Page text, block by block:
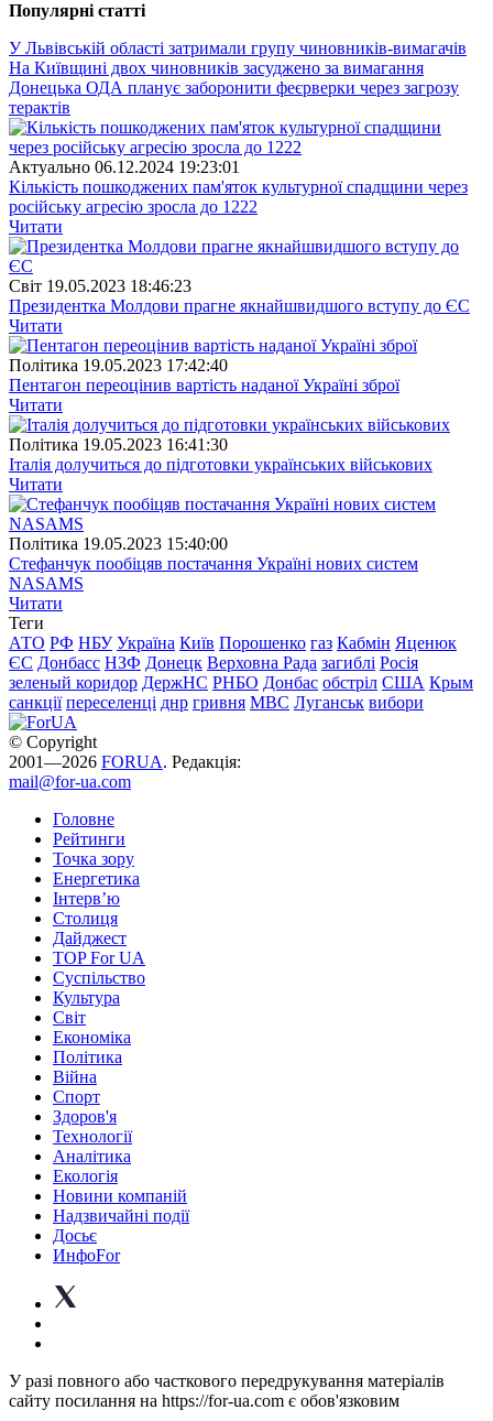
Популярнi статтi
У Львівській області затримали групу чиновників-вимагачів
На Київщині двох чиновників засуджено за вимагання
Донецька ОДА планує заборонити феєрверки через загрозу
терактів
Актуально 06.12.2024 19:23:01
Кількість пошкоджених пам'яток культурної спадщини через
російську агресію зросла до 1222
Читати
Свiт 19.05.2023 18:46:23
Президентка Молдови прагне якнайшвидшого вступу до ЄС
Читати
Полiтика 19.05.2023 17:42:40
Пентагон переоцінив вартість наданої Україні зброї
Читати
Полiтика 19.05.2023 16:41:30
Італія долучиться до підготовки українських військових
Читати
Полiтика 19.05.2023 15:40:00
Стефанчук пообіцяв постачання Україні нових систем
NASAMS
Читати
Теги
АТО РФ НБУ Україна Київ Порошенко газ Кабмін Яценюк
ЄС Донбасс НЗФ Донецк Верховна Рада загиблі Росія
зеленый коридор ДержНС РНБО Донбас обстріл США Крым
санкції переселенці днр гривня МВС Луганськ вибори
© Copyright
2001—2026 FORUA. Редакція:
mail@for-ua.com
Головне
Рейтинги
Точка зору
Енергетика
Інтерв’ю
Столиця
Дайджест
TOP For UA
Суспiльство
Культура
Світ
Економіка
Політика
Війна
Спорт
Здоров'я
Технології
Аналітика
Екологія
Новини компаній
Надзвичайні події
Досьє
ИнфоFor
У разі повного або часткового передрукування матеріалів
сайту посилання на https://for-ua.com є обов'язковим